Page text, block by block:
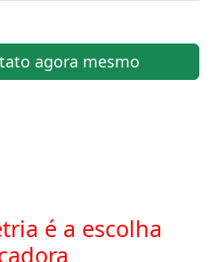
agora mesmo
é a escolha